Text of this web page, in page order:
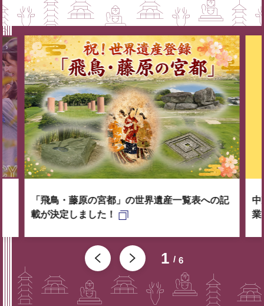
1 6
「飛鳥・藤原の宮都」の世界遺産一覧表への記
載が決定しました！
中
業